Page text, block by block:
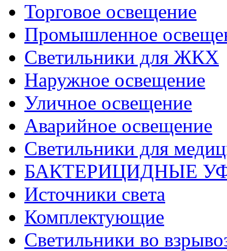
Торговое освещение
Промышленное
Светильники для ЖКХ
Наружное освещение
Уличное освещение
Аварийное освещение
Светильники для
БАКТЕРИЦИДНЫЕ
Источники света
Комплектующие
Светильники во